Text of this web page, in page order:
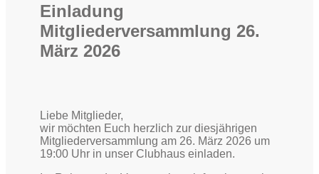
Einladung
Mitgliederversammlung 26.
März 2026
Liebe Mitglieder,
wir möchten Euch herzlich zur diesjährigen
Mitgliederversammlung am 26. März 2026 um
19:00 Uhr in unser Clubhaus einladen.